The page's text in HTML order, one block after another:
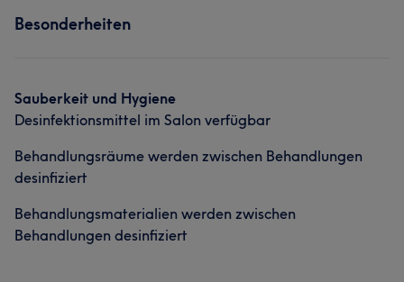
Besonderheiten
Sauberkeit und Hygiene
Desinfektionsmittel im Salon verfügbar
Behandlungsräume werden zwischen Behandlungen
desinfiziert
Behandlungsmaterialien werden zwischen
Behandlungen desinfiziert